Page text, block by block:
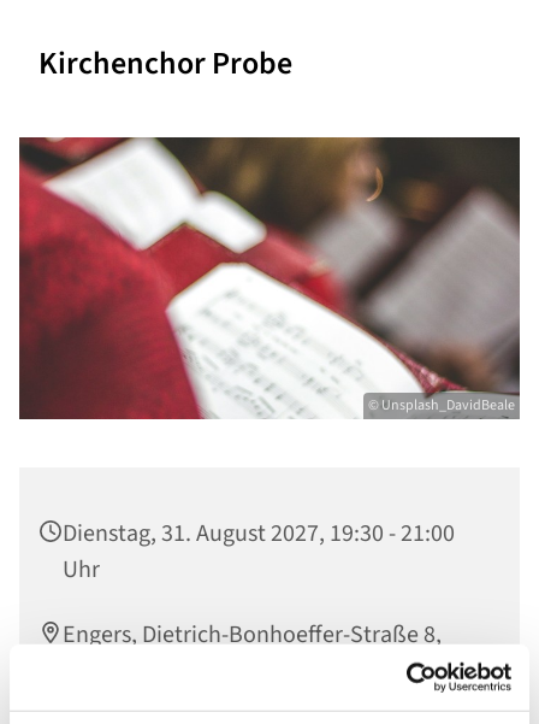
Kirchenchor Probe
© Unsplash_DavidBeale
Dienstag, 31. August 2027, 19:30 - 21:00
Uhr
Engers, Dietrich-Bonhoeffer-Straße 8,